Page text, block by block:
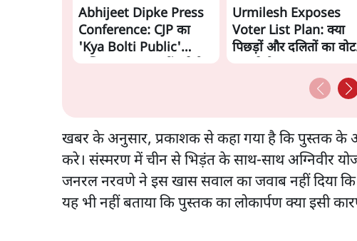
Abhijeet Dipke Press
Conference: CJP का
'Kya Bolti Public'
Urmilesh Exposes
Voter List Plan: क्या
पिछड़ों और दलितों का वोट
खबर के अनुसार, प्रकाशक से कहा गया है कि पुस्तक के
करे। संस्मरण में चीन से भिड़ंत के साथ-साथ अग्निवीर
जनरल नरवणे ने इस खास सवाल का जवाब नहीं दिया कि
यह भी नहीं बताया कि पुस्तक का लोकार्पण क्या इसी